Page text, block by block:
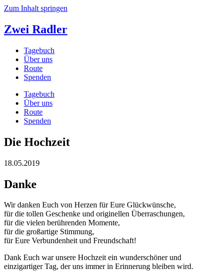
Zum Inhalt springen
Zwei Radler
Tagebuch
Über uns
Route
Spenden
Tagebuch
Über uns
Route
Spenden
Die Hochzeit
18.05.2019
Danke
Wir danken Euch von Herzen für Eure Glückwünsche,
für die tollen Geschenke und originellen Überraschungen,
für die vielen berührenden Momente,
für die großartige Stimmung,
für Eure Verbundenheit und Freundschaft!
Dank Euch war unsere Hochzeit ein wunderschöner und
einzigartiger Tag, der uns immer in Erinnerung bleiben wird.